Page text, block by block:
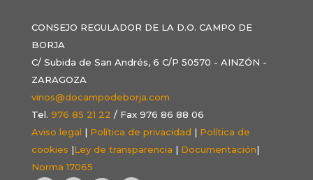
CONSEJO REGULADOR DE LA D.O. CAMPO DE
BORJA
C/ Subida de San Andrés, 6 C/P 50570 - AINZÓN -
ZARAGOZA
vinos@docampodeborja.com
Tel. 976 85 21 22 / Fax 976 86 88 06
Aviso legal | Política de privacidad | Política de
cookies |Ley de transparencia | Documentación|
Norma 17065